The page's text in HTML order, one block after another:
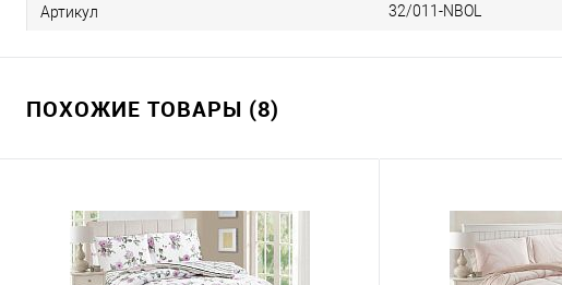
Артикул 32/011-NBOL
ПОХОЖИЕ ТОВАРЫ (8)